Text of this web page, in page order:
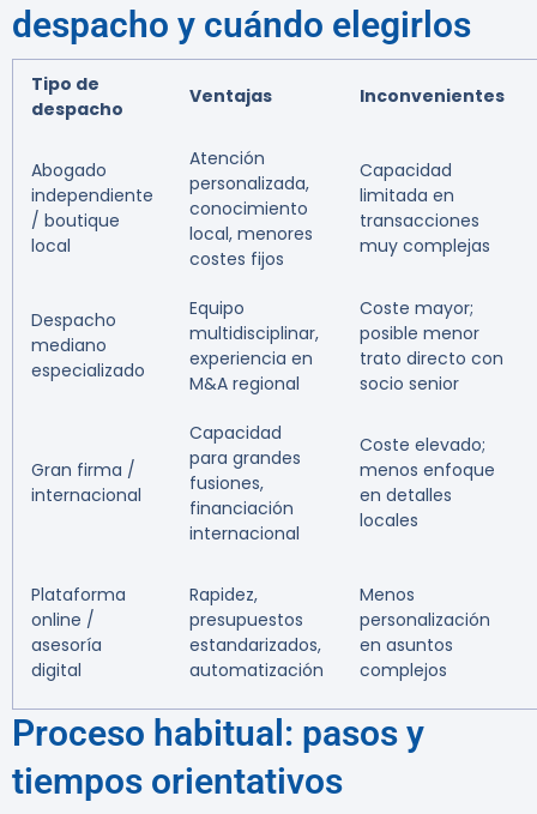
despacho y cuándo elegirlos
Tipo de
despacho
Ventajas Inconvenientes
Abogado
independiente
/ boutique
local
Atención
personalizada,
conocimiento
local, menores
costes fijos
Capacidad
limitada en
transacciones
muy complejas
Despacho
mediano
especializado
Equipo
multidisciplinar,
experiencia en
M&A regional
Coste mayor;
posible menor
trato directo con
socio senior
Gran firma /
internacional
Capacidad
para grandes
fusiones,
financiación
internacional
Coste elevado;
menos enfoque
en detalles
locales
Plataforma
online /
asesoría
digital
Rapidez,
presupuestos
estandarizados,
automatización
Menos
personalización
en asuntos
complejos
Proceso habitual: pasos y
tiempos orientativos